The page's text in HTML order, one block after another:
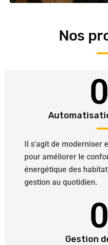
Nos
Il s'agit de moderniser
pour améliorer le
énergétique des
gestion au quotidien.
Gestion